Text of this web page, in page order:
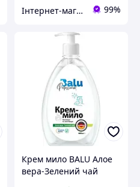
Інтернет-магазин "Esto" 99%
Крем мило BALU Алое
вера-Зелений чай